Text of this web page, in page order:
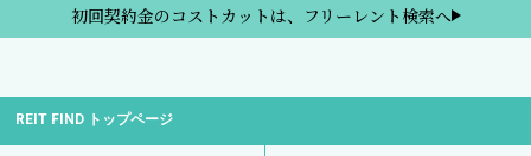
初回契約金のコストカットは、フリーレント検索へ
REIT FIND トップページ